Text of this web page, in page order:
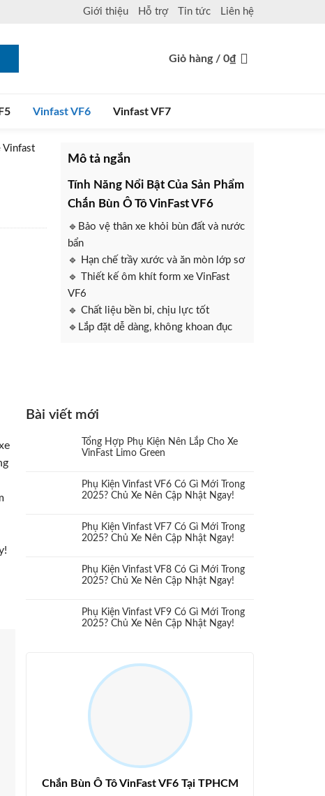
Giới thiệu Hỗ trợ Tin tức Liên hệ
Giỏ hàng / 0₫
Vinfast VF6 Vinfast VF7
Vinfast
Mô tả ngắn
Tính Năng Nổi Bật Của Sản Phẩm
Chắn Bùn Ô Tô VinFast VF6
🔹Bảo vệ thân xe khỏi bùn đất và nước
bẩn
🔹 Hạn chế trầy xước và ăn mòn lớp sơ
🔹 Thiết kế ôm khít form xe VinFast
VF6
🔹 Chất liệu bền bỉ, chịu lực tốt
🔹Lắp đặt dễ dàng, không khoan đục
Bài viết mới
Tổng Hợp Phụ Kiện Nên Lắp Cho Xe
VinFast Limo Green
Phụ Kiện Vinfast VF6 Có Gì Mới Trong
2025? Chủ Xe Nên Cập Nhật Ngay!
Phụ Kiện Vinfast VF7 Có Gì Mới Trong
2025? Chủ Xe Nên Cập Nhật Ngay!
Phụ Kiện Vinfast VF8 Có Gì Mới Trong
2025? Chủ Xe Nên Cập Nhật Ngay!
Phụ Kiện Vinfast VF9 Có Gì Mới Trong
2025? Chủ Xe Nên Cập Nhật Ngay!
Chắn Bùn Ô Tô VinFast VF6 Tại TPHCM